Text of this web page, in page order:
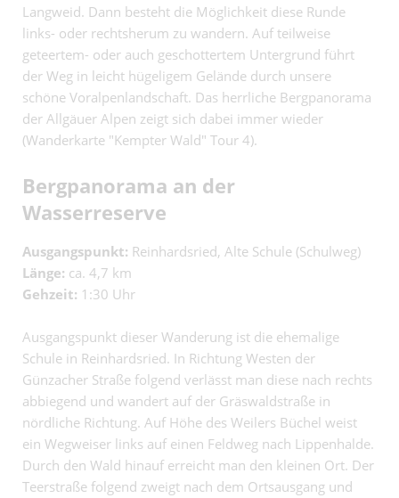
Langweid. Dann besteht die Möglichkeit diese Runde
links- oder rechtsherum zu wandern. Auf teilweise
geteertem- oder auch geschottertem Untergrund führt
der Weg in leicht hügeligem Gelände durch unsere
schöne Voralpenlandschaft. Das herrliche Bergpanorama
der Allgäuer Alpen zeigt sich dabei immer wieder
(Wanderkarte "Kempter Wald" Tour 4).
Bergpanorama an der
Wasserreserve
Ausgangspunkt: Reinhardsried, Alte Schule (Schulweg)
Länge: ca. 4,7 km
Gehzeit: 1:30 Uhr
Ausgangspunkt dieser Wanderung ist die ehemalige
Schule in Reinhardsried. In Richtung Westen der
Günzacher Straße folgend verlässt man diese nach rechts
abbiegend und wandert auf der Gräswaldstraße in
nördliche Richtung. Auf Höhe des Weilers Büchel weist
ein Wegweiser links auf einen Feldweg nach Lippenhalde.
Durch den Wald hinauf erreicht man den kleinen Ort. Der
Teerstraße folgend zweigt nach dem Ortsausgang und